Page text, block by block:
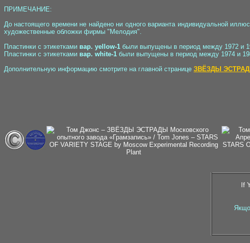
ПРИМЕЧАНИЕ:
До настоящего времени не найдено ни одного варианта индивидуальной
художественные обложки фирмы "Мелодия".
Пластинки с этикетками вар. yellow-1 были выпущены в период между 1972 и
Пластинки с этикетками вар. white-1 были выпущены в период между 1974 и
Дополнительную информацию смотрите на главной странице ЗВЁЗДЫ